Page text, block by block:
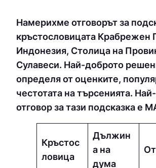
Намерихме отговорът за
кръстословицата Крабрежен
Индонезия, Столица на
Сулавеси. Най-доброто
определя от оценките,
честотата на търсенията.
отговор за тази подсказка е
Кръстос
ловица
Дължин
а на
дума